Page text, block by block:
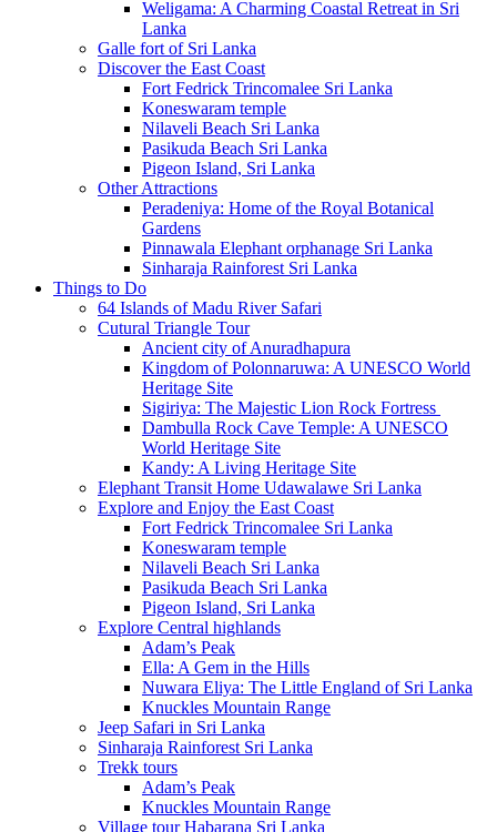
Weligama: A Charming Coastal Retreat in Sri
Lanka
Galle fort of Sri Lanka
Discover the East Coast
Fort Fedrick Trincomalee Sri Lanka
Koneswaram temple
Nilaveli Beach Sri Lanka
Pasikuda Beach Sri Lanka
Pigeon Island, Sri Lanka
Other Attractions
Peradeniya: Home of the Royal Botanical
Gardens
Pinnawala Elephant orphanage Sri Lanka
Sinharaja Rainforest Sri Lanka
Things to Do
64 Islands of Madu River Safari
Cutural Triangle Tour
Ancient city of Anuradhapura
Kingdom of Polonnaruwa: A UNESCO World
Heritage Site
Sigiriya: The Majestic Lion Rock Fortress
Dambulla Rock Cave Temple: A UNESCO
World Heritage Site
Kandy: A Living Heritage Site
Elephant Transit Home Udawalawe Sri Lanka
Explore and Enjoy the East Coast
Fort Fedrick Trincomalee Sri Lanka
Koneswaram temple
Nilaveli Beach Sri Lanka
Pasikuda Beach Sri Lanka
Pigeon Island, Sri Lanka
Explore Central highlands
Adam’s Peak
Ella: A Gem in the Hills
Nuwara Eliya: The Little England of Sri Lanka
Knuckles Mountain Range
Jeep Safari in Sri Lanka
Sinharaja Rainforest Sri Lanka
Trekk tours
Adam’s Peak
Knuckles Mountain Range
Village tour Habarana Sri Lanka